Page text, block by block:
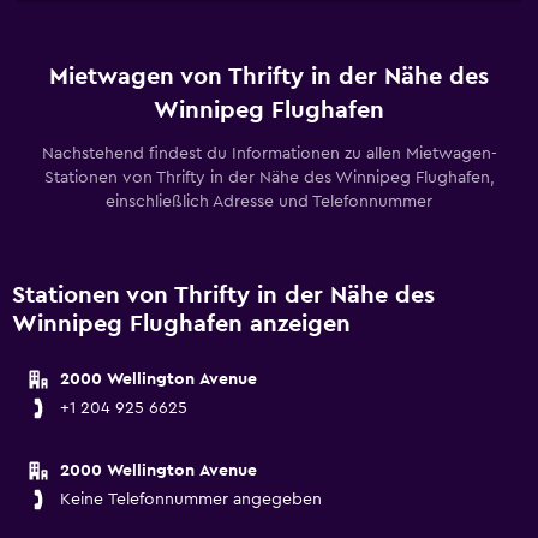
Mietwagen von Thrifty in der Nähe des
Winnipeg Flughafen
Nachstehend findest du Informationen zu allen Mietwagen-
Stationen von Thrifty in der Nähe des Winnipeg Flughafen,
einschließlich Adresse und Telefonnummer
Stationen von Thrifty in der Nähe des
Winnipeg Flughafen anzeigen
2000 Wellington Avenue
+1 204 925 6625
2000 Wellington Avenue
Keine Telefonnummer angegeben